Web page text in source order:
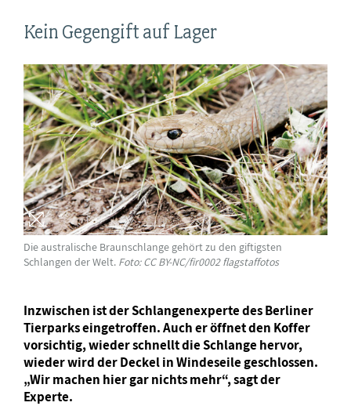
Kein Gegengift auf Lager
Die australische Braunschlange gehört zu den giftigsten
Schlangen der Welt. Foto: CC BY-NC/fir0002 flagstaffotos
Inzwischen ist der Schlangenexperte des Berliner
Tierparks eingetroffen. Auch er öffnet den Koffer
vorsichtig, wieder schnellt die Schlange hervor,
wieder wird der Deckel in Windeseile geschlossen.
„Wir machen hier gar nichts mehr“, sagt der
Experte.